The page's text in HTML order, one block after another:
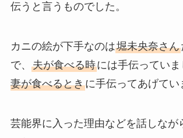
伝うと言うものでした。
カニの絵が下手なのは堀未央奈さん
で、 夫が食べる時には手伝っていま
妻が食べるときに手伝ってあげてい
芸能界に入った理由などを話しなが